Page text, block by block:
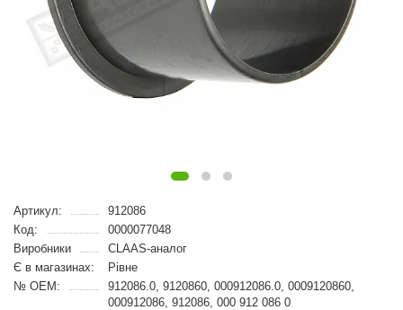
Артикул:
912086
Код:
0000077048
Виробники
CLAAS-аналог
Є в магазинах:
Рівне
№ OEM:
912086.0, 9120860, 000912086.0, 0009120860,
000912086, 912086, 000 912 086 0